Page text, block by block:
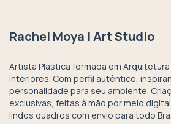
Rachel Moya | Art Studio
Artista Plástica formada em
Interiores. Com perfil autêntico,
personalidade para seu ambiente.
exclusivas, feitas à mão por meio
lindos quadros com envio para todo